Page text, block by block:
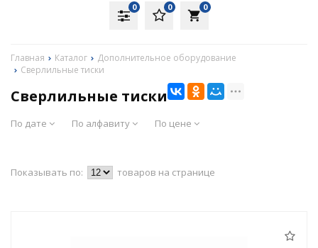
local_grocery_store
0
0
0
Главная Каталог
Дополнительное оборудование
Сверлильные тиски
Сверлильные тиски
По дате По алфавиту По цене
Показывать по: товаров на странице